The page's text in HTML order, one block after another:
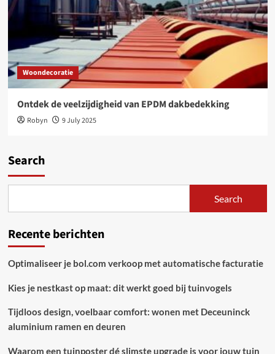
Woondecoratie
Ontdek de veelzijdigheid van EPDM dakbedekking
Robyn 9 July 2025
Search
Search
Recente berichten
Optimaliseer je bol.com verkoop met automatische facturatie
Kies je nestkast op maat: dit werkt goed bij tuinvogels
Tijdloos design, voelbaar comfort: wonen met Deceuninck
aluminium ramen en deuren
Waarom een tuinposter dé slimste upgrade is voor jouw tuin